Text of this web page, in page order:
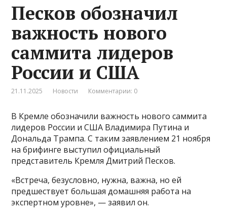
Песков обозначил
важность нового
саммита лидеров
России и США
21.11.2025 Новости Комментарии: 0
В Кремле обозначили важность нового саммита
лидеров России и США Владимира Путина и
Дональда Трампа. С таким заявлением 21 ноября
на брифинге выступил официальный
представитель Кремля Дмитрий Песков.
«Встреча, безусловно, нужна, важна, но ей
предшествует большая домашняя работа на
экспертном уровне», — заявил он.